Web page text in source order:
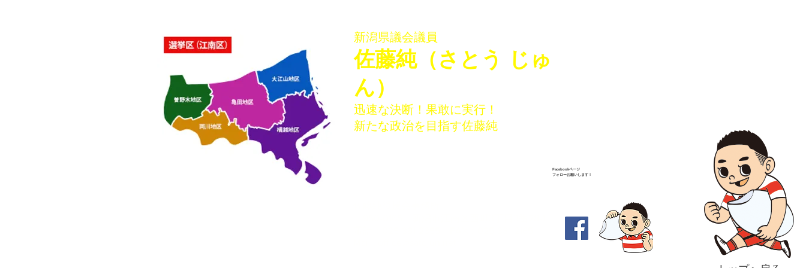
新潟県議会議員
​佐藤純（さとう じゅ
ん）
迅速な決断！果敢に実行！
新たな政治を目指す佐藤純
Facebookページ
フォローお願いします！